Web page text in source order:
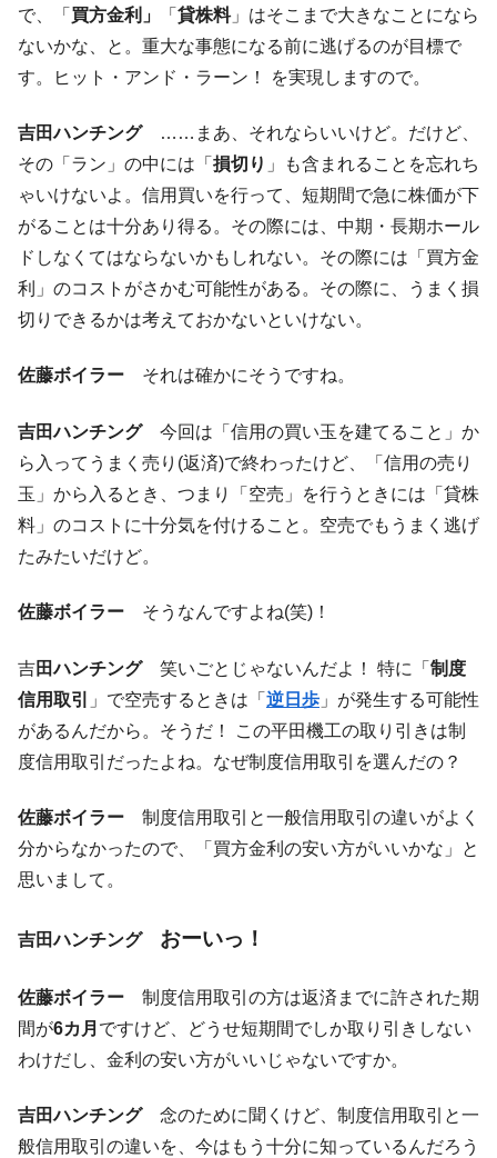
Fact1 セレクトセールの高額取引馬が稼いだ金額とは？
で、「 買方金利」 「 貸株料」はそこまで大きなことになら
ないかな、と。重大な事態になる前に逃げるのが目標で
す。ヒット・アンド・ラーン！ を実現しますので。
吉田ハンチング……まあ、それならいいけど。だけど、
その「ラン」の中には「 損切り 」も含まれることを忘れち
ゃいけないよ。信用買いを行って、短期間で急に株価が下
がることは十分あり得る。その際には、中期・長期ホール
ドしなくてはならないかもしれない。その際には「買方金
利」のコストがさかむ可能性がある。その際に、うまく損
切りできるかは考えておかないといけない。
佐藤ボイラー それは確かにそうですね。
吉田ハンチング今回は「信用の買い玉を建てること」か
ら入ってうまく売り(返済)で終わったけど、「信用の売り
玉」から入るとき、つまり「空売」を行うときには「貸株
料」のコストに十分気を付けること。空売でもうまく逃げ
たみたいだけど。
佐藤ボイラー そうなんですよね(笑)！
吉田ハンチング笑いごとじゃないんだよ！ 特に「 制度
信用取引
」で空売するときは「 逆日歩 」が発生する可能性
があるんだから。そうだ！ この平田機工の取り引きは制
度信用取引だったよね。なぜ制度信用取引を選んだの？
佐藤ボイラー 制度信用取引と一般信用取引の違いがよく
分からなかったので、「買方金利の安い方がいいかな」と
思いまして。
吉田ハンチング おーいっ！
佐藤ボイラー 制度信用取引の方は返済までに許された期
間が6カ月 ですけど、どうせ短期間でしか取り引きしない
わけだし、金利の安い方がいいじゃないですか。
吉田ハンチング念のために聞くけど、制度信用取引と一
般信用取引の違いを、今はもう十分に知っているんだろう